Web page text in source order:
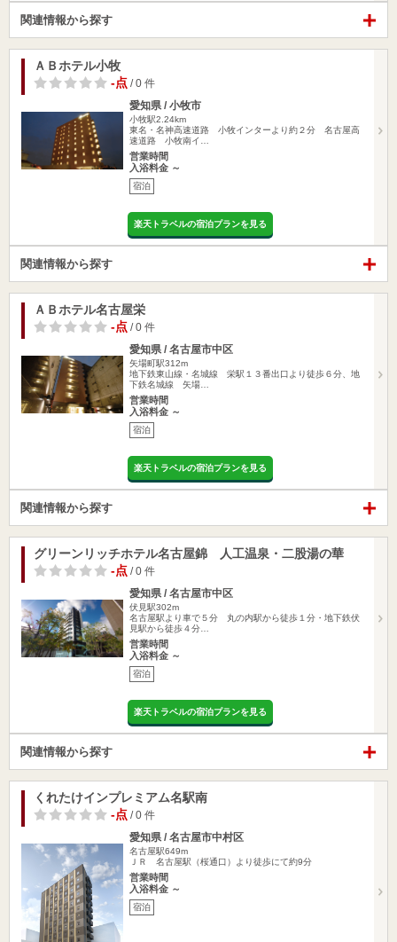
関連情報から探す
ＡＢホテル小牧
-点 / 0 件
愛知県 / 小牧市
小牧駅2.24km
東名・名神高速道路 小牧インターより約２分 名古屋高
速道路 小牧南イ…
営業時間
入浴料金 ～
宿泊
楽天トラベルの宿泊プランを見る
関連情報から探す
ＡＢホテル名古屋栄
-点 / 0 件
愛知県 / 名古屋市中区
矢場町駅312m
地下鉄東山線・名城線 栄駅１３番出口より徒歩６分、地
下鉄名城線 矢場…
営業時間
入浴料金 ～
宿泊
楽天トラベルの宿泊プランを見る
関連情報から探す
グリーンリッチホテル名古屋錦 人工温泉・二股湯の華
-点 / 0 件
愛知県 / 名古屋市中区
伏見駅302m
名古屋駅より車で５分 丸の内駅から徒歩１分・地下鉄伏
見駅から徒歩４分…
営業時間
入浴料金 ～
宿泊
楽天トラベルの宿泊プランを見る
関連情報から探す
くれたけインプレミアム名駅南
-点 / 0 件
愛知県 / 名古屋市中村区
名古屋駅649m
ＪＲ 名古屋駅（桜通口）より徒歩にて約9分
営業時間
入浴料金 ～
宿泊